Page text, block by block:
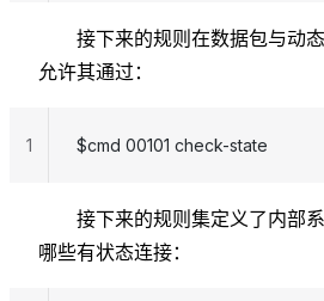
接下来的规则在数据包与动
允许其通过：
$cmd 00101 check-state
1
接下来的规则集定义了内部
哪些有状态连接：